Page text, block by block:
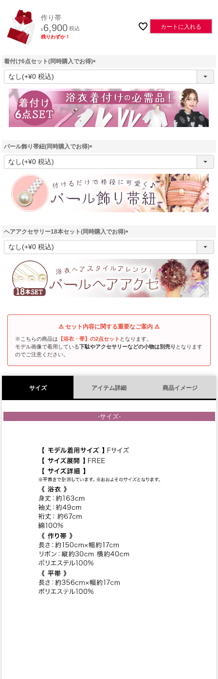
作り帯
¥ 6,900 税込
残りわずか！
カートに入れる
着付け6点セット(同時購入でお得)
(
須
)
パール飾り帯紐(同時購入でお得)
(
ヘアアクセサリー18本セット(同時購入でお得)
(
須
)
⚠️ セット内容に関する重要なご案内 ⚠️
※こちらの商品は 【浴衣・帯】の2点セット となります。
モデル画像で着用している下駄やアクセサリーなどの小物は別売り となります
のでご注意ください。
サイズ アイテム詳細 商品イメージ
-サイズ-